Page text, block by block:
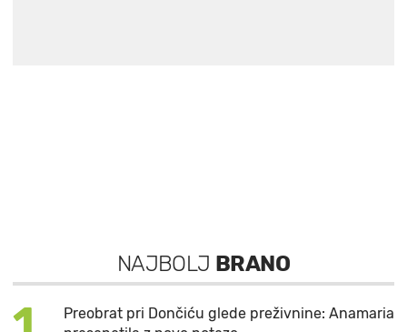
NAJBOLJ BRANO
Preobrat pri Dončiću glede preživnine: Anamaria